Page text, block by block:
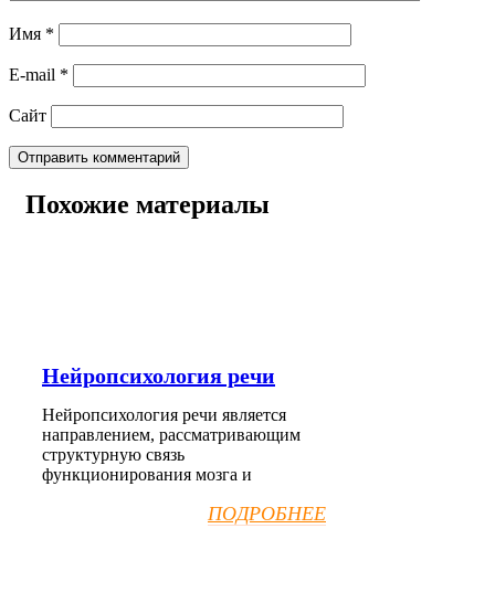
Имя *
E-mail *
Сайт
Похожие материалы
Нейропсихология речи
Нейропсихология речи является
направлением, рассматривающим
структурную связь
функционирования мозга и
ПОДРОБНЕЕ